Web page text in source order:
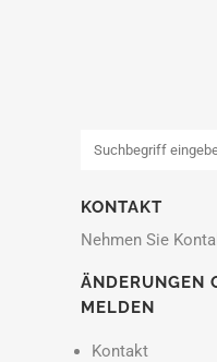
KONTAKT
Nehmen Sie
ÄNDERUNGEN
MELDEN
Kontakt